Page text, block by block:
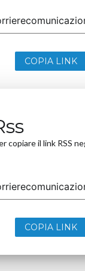
COPIA LINK
copiare il link RSS
COPIA LINK